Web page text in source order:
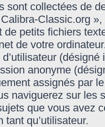
sont collectées de
Classic.org
de petits fichiers
de votre
d’utilisateur
anonyme
assignés par
naviguerez sur les
que vous avez
tant qu’utilisateur.